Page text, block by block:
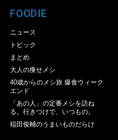
FOODIE
ニュース
トピック
まとめ
大人の痩せメシ
40歳からのメシ旅 爆食ウィーク
エンド
「あの人」の定番メシを訪ね
る。行きつけで、いつもの。
稲田俊輔のうまいものだらけ